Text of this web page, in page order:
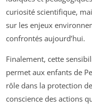
curiosité scientifique,
sur les enjeux
confrontés aujourd’hui.
Finalement, cette
permet aux enfants de
rôle dans la protection
conscience des actions